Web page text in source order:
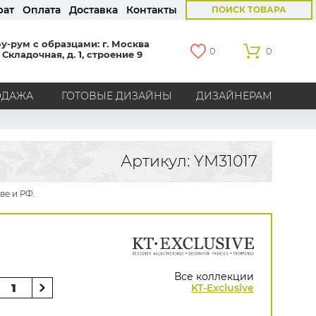
Оплата Доставка Контакты ПОИСК ТОВАРА
рум с образцами: г. Москва
Складочная, д. 1, строение 9
0 0
ГОТОВЫЕ ДИЗАЙНЫ ДИЗАЙНЕРАМ
Америка
Англия Бельгия
Германия
Голландия
Россия Все страны
Milassa Aura
York
Bernardo Bartalucci
Zambaiti
AS Creation
Hygge Roll
Grandeco
Артикул: YM31017
и РФ.
Все коллекции
KT-Exclusive